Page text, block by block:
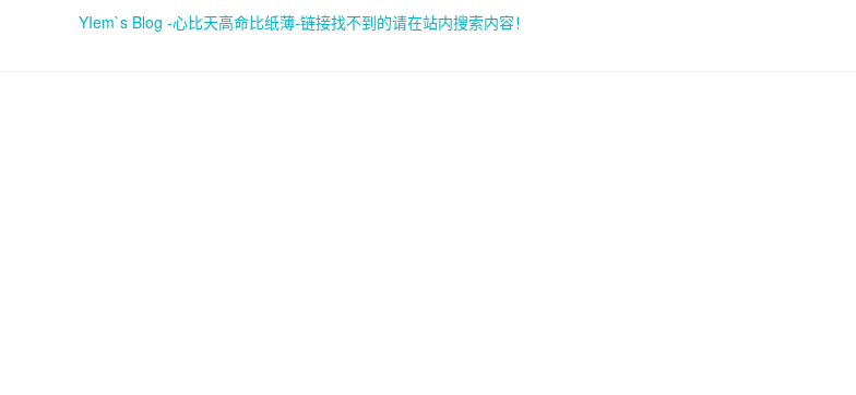
YIem`s Blog -心比天高命比纸薄-链接找不到的请在站内搜索内容！